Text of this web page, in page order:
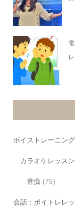
ボイストレーニン
カラオケレッスン
音痴 (75)
会話：ボイトレレッ